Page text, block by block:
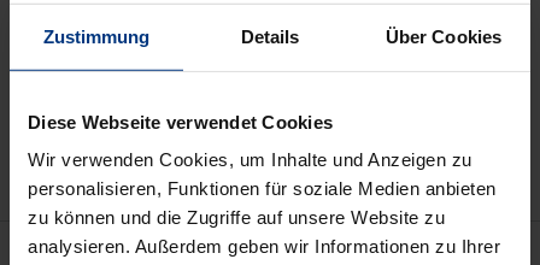
Zustimmung Details Über Cookies
Diese Webseite verwendet Cookies
Wir verwenden Cookies, um Inhalte und Anzeigen zu
personalisieren, Funktionen für soziale Medien anbieten
zu können und die Zugriffe auf unsere Website zu
analysieren. Außerdem geben wir Informationen zu Ihrer
Hinweise zu Versandkosten
Bibliografische Angaben